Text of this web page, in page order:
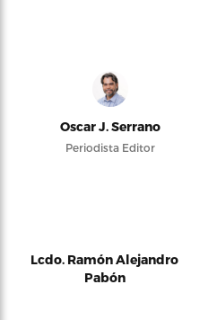
Oscar J. Serrano
Periodista Editor
Lcdo. Ramón Alejandro
Pabón